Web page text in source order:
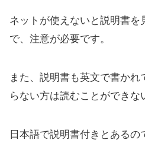
ネットが使えないと説明書を
で、注意が必要です。
また、説明書も英文で書か
らない方は読むことができな
日本語で説明書付きとある